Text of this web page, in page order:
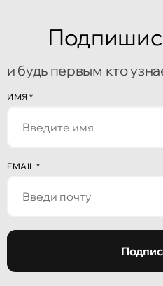
и будь первым кто
ИМЯ *
EMAIL *